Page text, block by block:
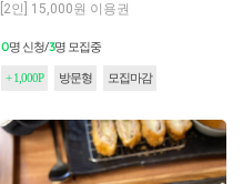
[2인] 15,000원 이용권
0명 신청/3명 모집중
+ 1,000P 방문형 모집마감